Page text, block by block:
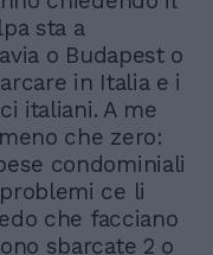
sta a
o Budapest o
in Italia e i
italiani. A me
che zero:
condominiali
ce li
che facciano
sbarcate 2 o